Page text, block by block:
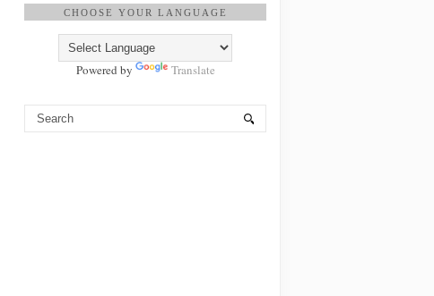
CHOOSE YOUR LANGUAGE
Powered by Translate